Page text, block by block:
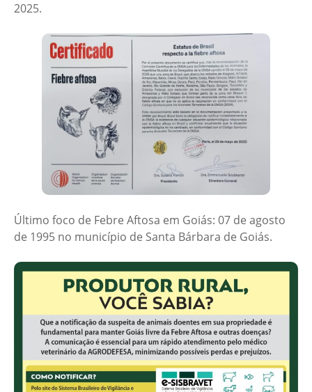
2025.
Último foco de Febre Aftosa em Goiás: 07 de agosto
de 1995 no município de Santa Bárbara de Goiás.